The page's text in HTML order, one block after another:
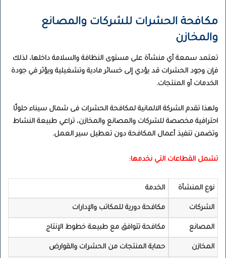
مكافحة الحشرات للشركات والمصانع
والمخازن
تعتمد سمعة أي منشأة على مستوى النظافة والسلامة داخلها، لذلك
فإن وجود الحشرات قد يؤدي إلى خسائر مادية وتشغيلية ويؤثر في جودة
الخدمات أو المنتجات.
ولهذا تقدم الشركة الالمانية لمكافحة الحشرات فى شمال سيناء حلولًا
احترافية مخصصة للشركات والمصانع والمخازن، تراعي طبيعة النشاط
وتضمن تنفيذ أعمال المكافحة دون تعطيل سير العمل.
تشمل القطاعات التي نخدمها:
نوع المنشأة الخدمة
الشركات مكافحة دورية للمكاتب والإدارات
المصانع مكافحة تتوافق مع طبيعة خطوط الإنتاج
المخازن حماية المنتجات من الحشرات والقوارض